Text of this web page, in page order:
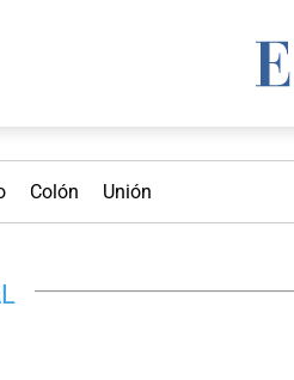
Colón Unión